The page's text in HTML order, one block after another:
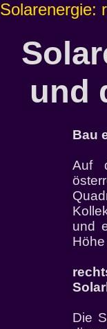
Solarenergie:
und
Bau
Auf
und
Die